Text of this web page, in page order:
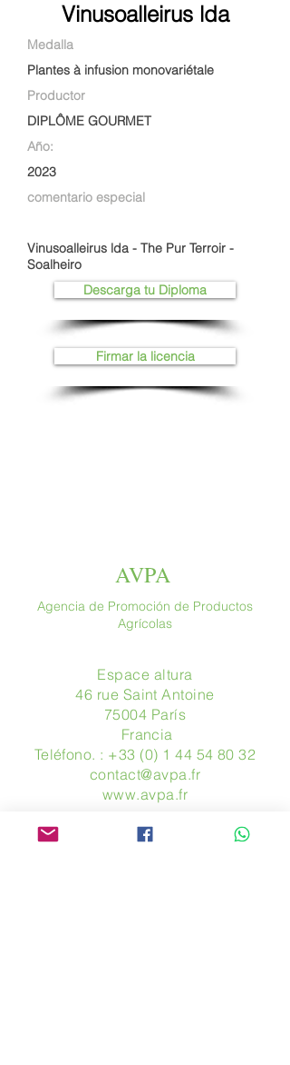
Vinusoalleirus lda
Medalla
Plantes à infusion monovariétale
Productor
DIPLÔME GOURMET
Año:
2023
comentario especial
Vinusoalleirus lda - The Pur Terroir -
Soalheiro
Descarga tu Diploma
Firmar la licencia
AVPA
Agencia de Promoción de Productos
Agrícolas
Espace altura
46 rue Saint Antoine
75004 París
​ Francia
Teléfono. : +33 (0) 1 44 54 80 32
contact@avpa.fr
www.avpa.fr